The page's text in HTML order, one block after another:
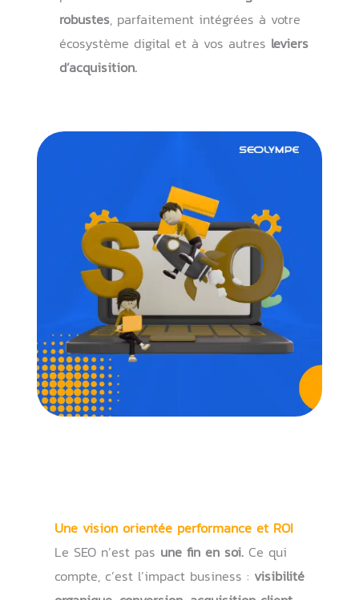
robustes, parfaitement intégrées à votre
écosystème digital et à vos autres leviers
d’acquisition.
Une vision orientée performance et ROI
Le SEO n’est pas une fin en soi. Ce qui
compte, c’est l’impact business : visibilité